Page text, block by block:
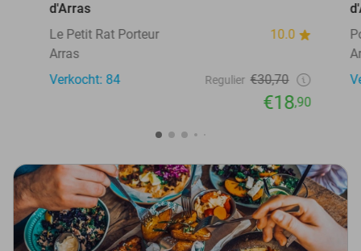
d'Arras
Le Petit Rat Porteur
10.0
Arras
Verkocht: 84
Regulier €30,70
€18,90